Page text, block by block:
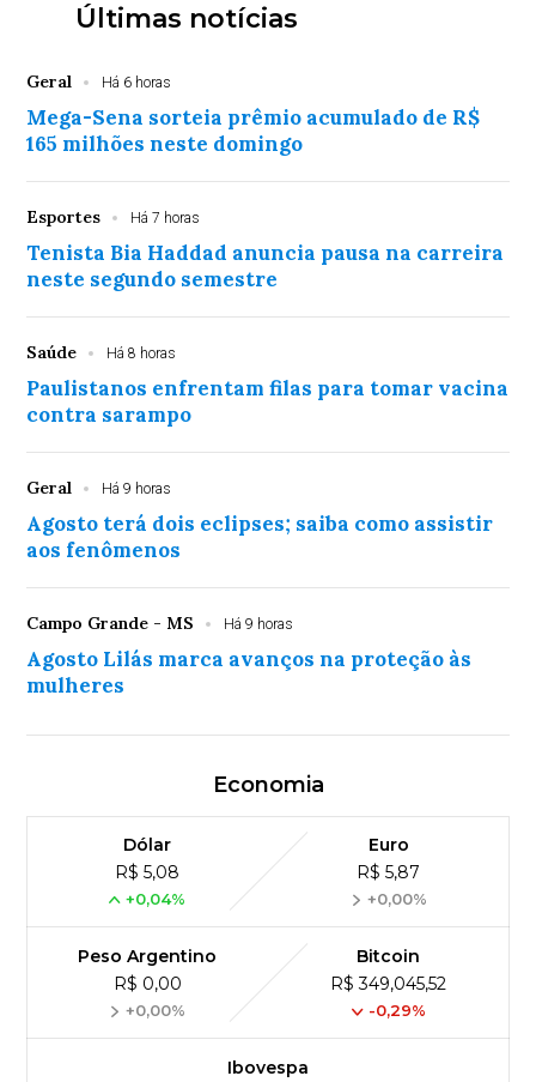
Últimas notícias
Geral Há 6 horas
Mega-Sena sorteia prêmio acumulado de R$
165 milhões neste domingo
Esportes Há 7 horas
Tenista Bia Haddad anuncia pausa na carreira
neste segundo semestre
Saúde Há 8 horas
Paulistanos enfrentam filas para tomar vacina
contra sarampo
Geral Há 9 horas
Agosto terá dois eclipses; saiba como assistir
aos fenômenos
Campo Grande - MS Há 9 horas
Agosto Lilás marca avanços na proteção às
mulheres
Economia
Dólar
R$ 5,08
+0,04%
Euro
R$ 5,87
+0,00%
Peso Argentino
R$ 0,00
+0,00%
Bitcoin
R$ 349,045,52
-0,29%
Ibovespa